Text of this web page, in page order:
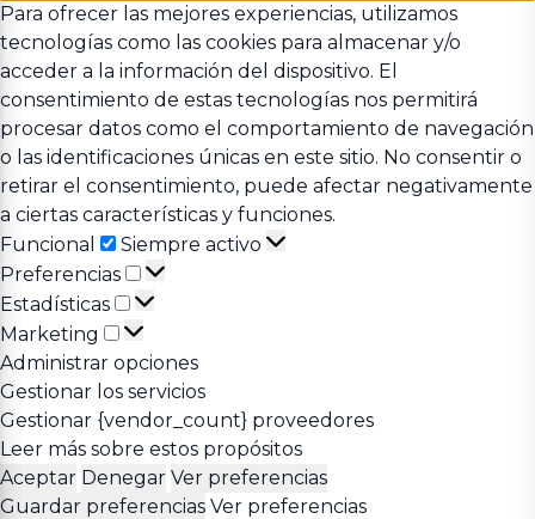
Para ofrecer las mejores experiencias, utilizamos
tecnologías como las cookies para almacenar y/o
acceder a la información del dispositivo. El
consentimiento de estas tecnologías nos permitirá
procesar datos como el comportamiento de navegación
o las identificaciones únicas en este sitio. No consentir o
retirar el consentimiento, puede afectar negativamente
a ciertas características y funciones.
Funcional
Funcional
Siempre activo
Preferencias
Preferencias
Estadísticas
Estadísticas
Marketing
Marketing
Administrar opciones
Gestionar los servicios
Gestionar {vendor_count} proveedores
Leer más sobre estos propósitos
Aceptar Denegar Ver preferencias
Guardar preferencias Ver preferencias